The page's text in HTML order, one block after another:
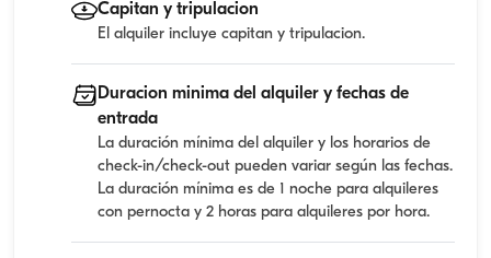
Capitan y tripulacion
El alquiler incluye capitan y tripulacion.
Duracion minima del alquiler y fechas de
entrada
La duración mínima del alquiler y los horarios de
check-in/check-out pueden variar según las fechas.
La duración mínima es de 1 noche para alquileres
con pernocta y 2 horas para alquileres por hora.